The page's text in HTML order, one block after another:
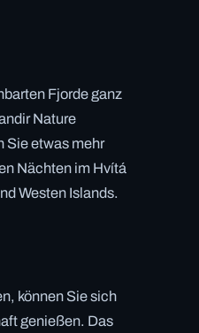
Fjorde ganz
Nature
Sie etwas mehr
Nächten im Hvítá
Westen Islands.
können Sie sich
genießen. Das